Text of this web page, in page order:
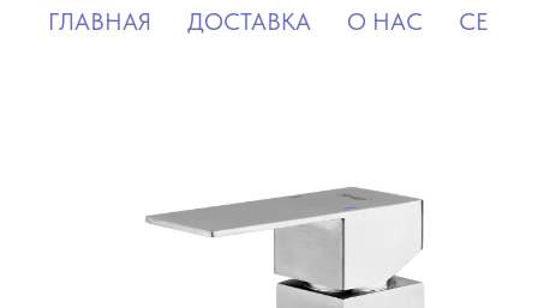
ГЛАВНАЯ ДОСТАВКА О НАС